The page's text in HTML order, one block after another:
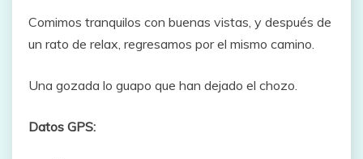
Comimos tranquilos con buenas vistas, y después de
un rato de relax, regresamos por el mismo camino.
Una gozada lo guapo que han dejado el chozo.
Datos GPS: